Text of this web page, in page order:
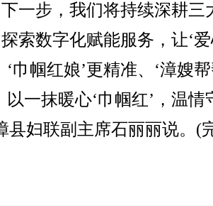
一步，我们将持续深耕三
索数字化赋能服务，让‘
‘巾帼红娘’更精准、‘漳嫂
以一抹暖心‘巾帼红’，温情
县妇联副主席石丽丽说。(